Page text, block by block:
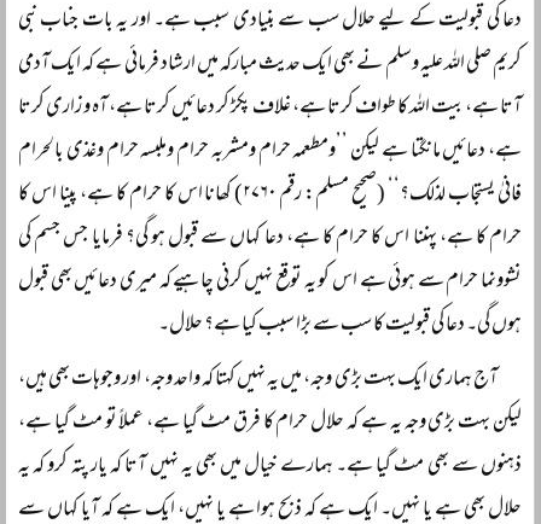
دعا کی قبولیت کے لیے حلال سب سے بنیادی سبب ہے۔ اور یہ بات جناب نبی
کریم صلی اللہ علیہ وسلم نے بھی ایک حدیث مبارکہ میں ارشاد فرمائی ہے کہ ایک آدمی
آتا ہے، بیت اللہ کا طواف کرتا ہے، غلاف پکڑ کر دعائیں کرتا ہے، آہ و زاری کرتا
ہے، دعائیں مانگتا ہے لیکن ’’ومطعمہ حرام ومشربہ حرام وملبسہ حرام وغذی بالحرام
فانیٰ يستجاب لذلك؟‘‘ (صحیح مسلم: رقم ۲۷۶۰) کھانا اس کا حرام کا ہے، پینا اس کا
حرام کا ہے، پہننا اس کا حرام کا ہے، دعا کہاں سے قبول ہو گی؟ فرمایا جس جسم کی
نشوونما حرام سے ہوئی ہے اس کو یہ توقع نہیں کرنی چاہیے کہ میری دعائیں بھی قبول
ہوں گی۔ دعا کی قبولیت کا سب سے بڑا سبب کیا ہے؟ حلال۔
آج ہماری ایک بہت بڑی وجہ، میں یہ نہیں کہتا کہ واحد وجہ، اور وجوہات بھی ہیں،
لیکن بہت بڑی وجہ یہ ہے کہ حلال حرام کا فرق مٹ گیا ہے، عملاً‌ تو مٹ گیا ہے،
ذہنوں سے بھی مٹ گیا ہے۔ ہمارے خیال میں بھی یہ نہیں آتا کہ یار پتہ کرو کہ یہ
حلال بھی ہے یا نہیں۔ ایک ہے کہ ذبح ہوا ہے یا نہیں، ایک ہے کہ آیا کہاں سے